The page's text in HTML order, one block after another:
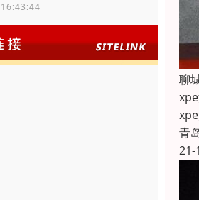
聊
青
21-